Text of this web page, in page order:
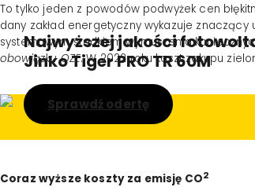
To tylko jeden z powodów podwyżek cen
dany zakład energetyczny wykazuje
systemowym środkiem wymuszenia
obowiązku OZE. W 2022 roku koszt zakupu
Najwyższej jakości
Jinko Tiger PRO TR 60M
Sprawdź odertę
Coraz wyższe koszty za emisję CO2